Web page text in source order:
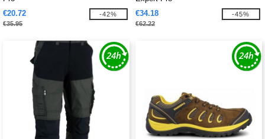
€20.72
€35.95
-42%
€34.18
€62.22
-45%